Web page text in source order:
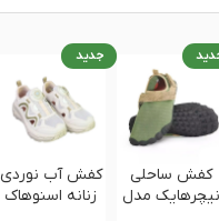
کفش ساحلی
نیچرهایک مدل
جدید
کفش آب نوردی
زنانه اسنوهاک